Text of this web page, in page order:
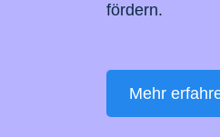
fördern.
Mehr